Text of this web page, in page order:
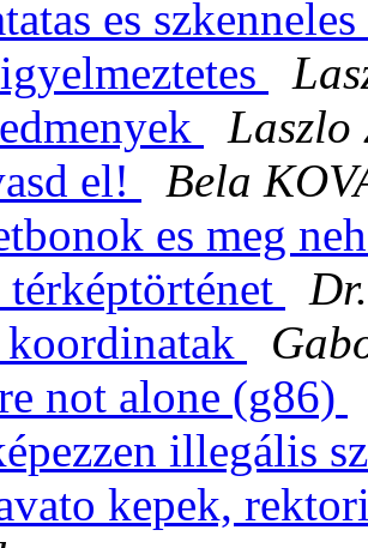
es szkenneles
Laszlo
el!
Bela
es meg
not alone (g86)
illegális
kepek,